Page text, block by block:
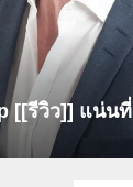
[[รีวิว]] แน่น